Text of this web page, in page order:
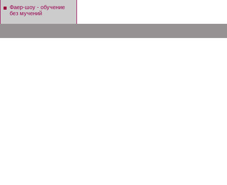
Фаер-шоу - обучение
без мучений